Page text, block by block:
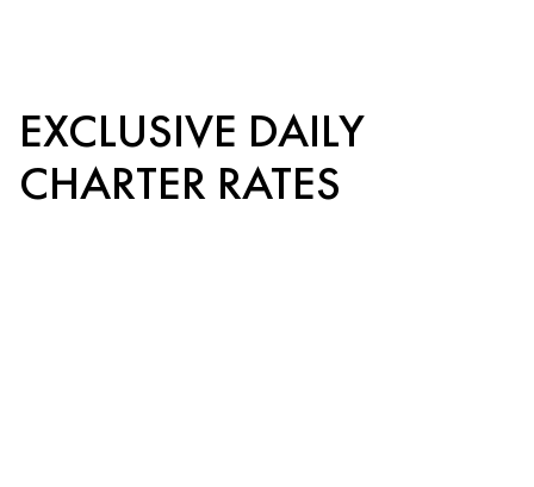
EXCLUSIVE DAILY
CHARTER RATES